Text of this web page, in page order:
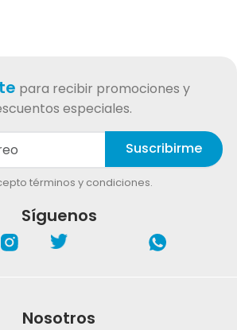
para recibir promociones y
especiales.
Suscribirme
términos y condiciones.
Síguenos
Nosotros